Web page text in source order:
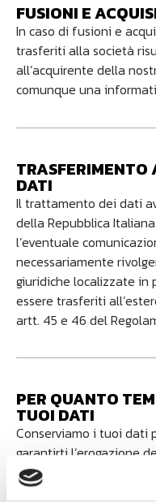
FUSIONI E
In caso di fusioni e
trasferiti alla società
all’acquirente della
comunque una
TRASFERIMENTO
DATI
Il trattamento dei dati
della Repubblica
l’eventuale
necessariamente
giuridiche localizzate in
essere trasferiti
artt. 45 e 46 del
PER QUANTO
TUOI DATI
Conserviamo i tuoi dati
garantirti l’erogazione
rispetto delle previsioni
per la finalità oggetto